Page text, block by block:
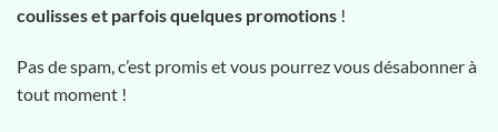
coulisses et parfois quelques promotions !
Pas de spam, c’est promis et vous pourrez vous désabonner à
tout moment !